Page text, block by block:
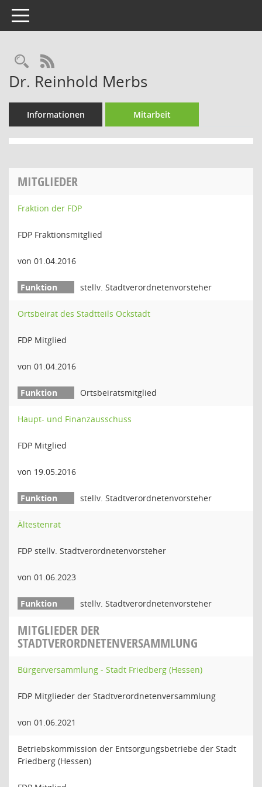
Toggle navigation
Rechercheauswahl
RSS-Feed
Dr. Reinhold Merbs
Informationen Mitarbeit
MITGLIEDER
Fraktion der FDP
FDP Fraktionsmitglied
von 01.04.2016
stellv. Stadtverordnetenvorsteher
Ortsbeirat des Stadtteils Ockstadt
FDP Mitglied
von 01.04.2016
Ortsbeiratsmitglied
Haupt- und Finanzausschuss
FDP Mitglied
von 19.05.2016
stellv. Stadtverordnetenvorsteher
Ältestenrat
FDP stellv. Stadtverordnetenvorsteher
von 01.06.2023
stellv. Stadtverordnetenvorsteher
MITGLIEDER DER
STADTVERORDNETENVERSAMMLUNG
Bürgerversammlung - Stadt Friedberg (Hessen)
FDP Mitglieder der Stadtverordnetenversammlung
von 01.06.2021
Betriebskommission der Entsorgungsbetriebe der Stadt
Friedberg (Hessen)